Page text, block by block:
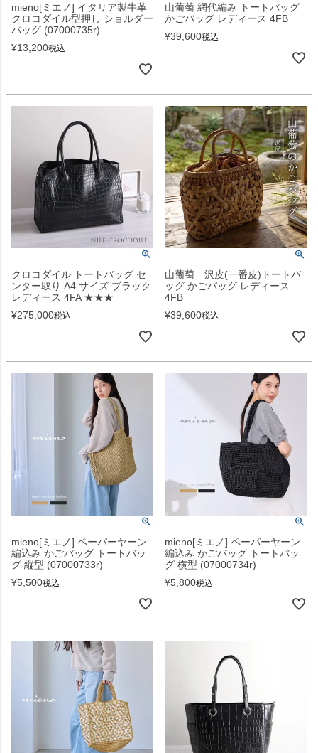
mieno[ミエノ] イタリア製牛革
クロコダイル型押し ショルダー
バッグ (07000735r)
¥13,200税込
山葡萄 網代編み トートバッグ
かごバッグ レディース 4FB
¥39,600税込
クロコダイル トートバッグ セ
ンター取り A4 サイズ ブラック
レディース 4FA ★★★
¥275,000税込
山葡萄 沢皮(一番皮)トートバ
ッグ かごバッグ レディース
4FB
¥39,600税込
mieno[ミエノ] ペーパーヤーン
編込み かごバッグ トートバッ
グ 縦型 (07000733r)
¥5,500税込
mieno[ミエノ] ペーパーヤーン
編込み かごバッグ トートバッ
グ 横型 (07000734r)
¥5,800税込